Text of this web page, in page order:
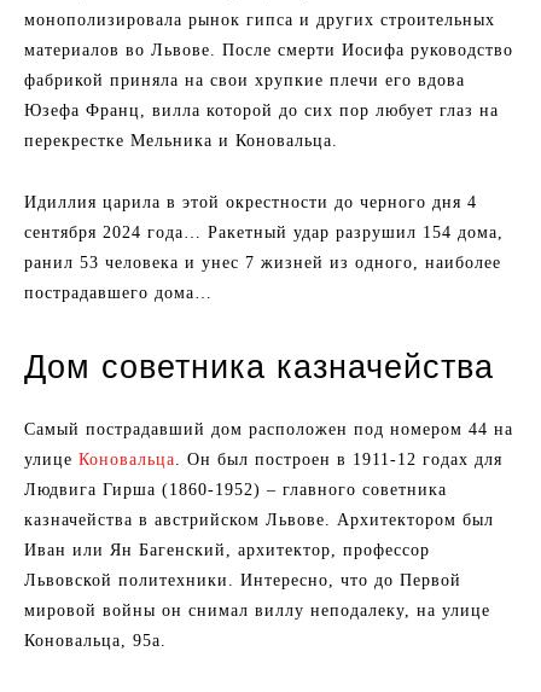
монополизировала рынок гипса и других строительных
материалов во Львове. После смерти Иосифа руководство
фабрикой приняла на свои хрупкие плечи его вдова
Юзефа Франц, вилла которой до сих пор любует глаз на
перекрестке Мельника и Коновальца.
Идиллия царила в этой окрестности до черного дня 4
сентября 2024 года… Ракетный удар разрушил 154 дома,
ранил 53 человека и унес 7 жизней из одного, наиболее
пострадавшего дома…
Дом советника казначейства
Самый пострадавший дом расположен под номером 44 на
улице Коновальца. Он был построен в 1911-12 годах для
Людвига Гирша (1860-1952) – главного советника
казначейства в австрийском Львове. Архитектором был
Иван или Ян Багенский, архитектор, профессор
Львовской политехники. Интересно, что до Первой
мировой войны он снимал виллу неподалеку, на улице
Коновальца, 95а.